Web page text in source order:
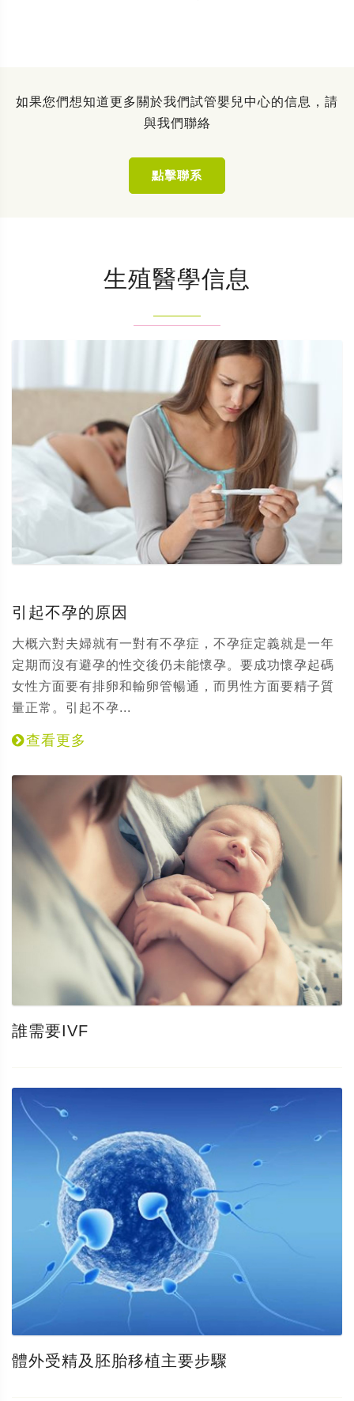
如果您們想知道更多關於我們試管嬰兒中心的信息，請
與我們聯絡
點擊聯系
生殖醫學信息
引起不孕的原因
大概六對夫婦就有一對有不孕症，不孕症定義就是一年
定期而沒有避孕的性交後仍未能懷孕。要成功懷孕起碼
女性方面要有排卵和輸卵管暢通，而男性方面要精子質
量正常。引起不孕...
查看更多
誰需要IVF
體外受精及胚胎移植主要步驟